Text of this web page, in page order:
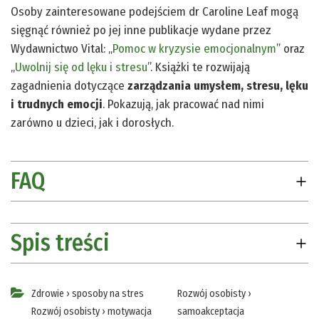
Osoby zainteresowane podejściem dr Caroline Leaf mogą
sięgnąć również po jej inne publikacje wydane przez
Wydawnictwo Vital: „Pomoc w kryzysie emocjonalnym” oraz
„Uwolnij się od lęku i stresu”. Książki te rozwijają
zagadnienia dotyczące zarządzania umysłem, stresu, lęku
i trudnych emocji. Pokazują, jak pracować nad nimi
zarówno u dzieci, jak i dorosłych.
FAQ
Najczęstsze pytania o emocje
dziecka i neurocykl
Czym jest Neurocykl i jak może pomóc
mojemu dziecku w zarządzaniu emocjami?
Spis treści
Część 1. Klucz do zrozumienia funkcjonowania umysłu
Zdrowie › sposoby na stres
Rozwój osobisty › motywacja
Rozwój osobisty›
samoakceptacja